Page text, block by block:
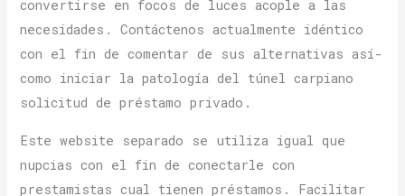
convertirse en focos de luces acople a las
necesidades. Contáctenos actualmente idéntico
con el fin de comentar de sus alternativas así­
como iniciar la patologí­a del túnel carpiano
solicitud de préstamo privado.
Este website separado se utiliza igual que
nupcias con el fin de conectarle con
prestamistas cual tienen préstamos. Facilitar